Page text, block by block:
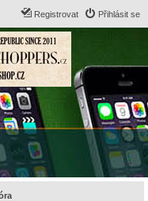
Přihlásit se
Registrovat